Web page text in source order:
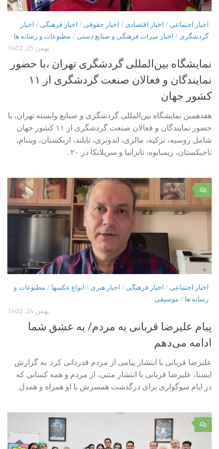
اخبار اجتماعی / اخبار اقتصادی / اخبار حقوقی / اخبار فرهنگی / اخبار
گردشگری / اخبار میراث فرهنگی و صنایع دستی / مطبوعات و رسانه ها
بهمن 25, 1402
نمایشگاه بین‌المللی گردشگری تهران ،با حضور
نمایندگان و فعالان صنعت گردشگری از ۱۱
کشور جهان
هفدهمین نمایشگاه بین‌المللی گردشگری و صنایع وابسته تهران، با
حضور نمایندگان و فعالان صنعت گردشگری از ۱۱ کشور جهان
شامل روسیه، ترکیه، مالزی، اندونزی، تایلند، ازبکستان، ویتنام،
تاجیکستان، زیمبابوه، تانزانیا و سریلانکا در ۲۰...
۰
اخبار اجتماعی / اخبار فرهنگی / اخبار هنری / انواع عکسها / مطبوعات و
رسانه ها / موسیقی
بهمن 24, 1402
پیام علیرضا قربانی به مردم/ به عشق شما
ادامه می‌دهم
علیرضا قربانی با انتشار پیامی از مردم قدردانی کرد. به گزارش
ایسنا، علیرضا قربانی با انتشار متنی، از مردم و همه کسانی که
در ایام سوگواری برای درگذشت همسرش با او همراه و همدل...
۰